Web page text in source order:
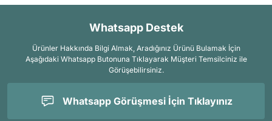
Whatsapp Destek
Ürünler Hakkında Bilgi Almak, Aradığınız Ürünü Bulamak İçin
Aşağıdaki Whatsapp Butonuna Tıklayarak Müşteri Temsilciniz ile
Görüşebilirsiniz.
Whatsapp Görüşmesi İçin Tıklayınız